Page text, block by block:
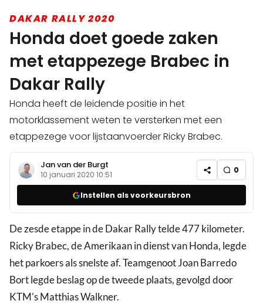
DAKAR RALLY 2020
Honda doet goede zaken
met etappezege Brabec in
Dakar Rally
Honda heeft de leidende positie in het
motorklassement weten te versterken met een
etappezege voor lijstaanvoerder Ricky Brabec.
Jan van der Burgt
10 januari 2020 10:51 0
Instellen als voorkeursbron
De zesde etappe in de Dakar Rally telde 477 kilometer.
Ricky Brabec, de Amerikaan in dienst van Honda, legde
het parkoers als snelste af. Teamgenoot Joan Barredo
Bort legde beslag op de tweede plaats, gevolgd door
KTM's Matthias Walkner.